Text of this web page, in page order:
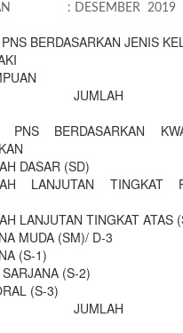
: DESEMBER 2019
BERDASARKAN JENIS
JUMLAH
PNS BERDASARKAN
DASAR (SD)
LANJUTAN TINGKAT
LANJUTAN TINGKAT ATAS
MUDA (SM)/ D-3
(S-1)
SARJANA (S-2)
(S-3)
JUMLAH